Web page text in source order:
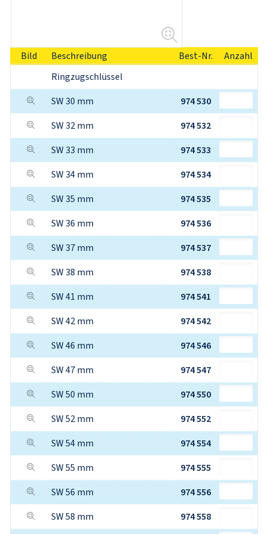
Bild Beschreibung Best-Nr.
Anzahl
Ringzugschlüssel
SW 30 mm
974 530
SW 32 mm
974 532
SW 33 mm
974 533
SW 34 mm
974 534
SW 35 mm
974 535
SW 36 mm
974 536
SW 37 mm
974 537
SW 38 mm
974 538
SW 41 mm
974 541
SW 42 mm
974 542
SW 46 mm
974 546
SW 47 mm
974 547
SW 50 mm
974 550
SW 52 mm
974 552
SW 54 mm
974 554
SW 55 mm
974 555
SW 56 mm
974 556
SW 58 mm
974 558